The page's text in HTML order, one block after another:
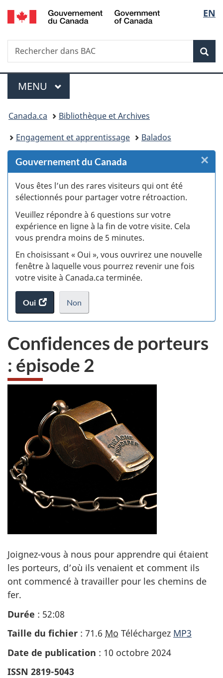
Passer
au
Passer
au
Passer
à
du
Passer
à
simplifiée
de
la
EN
Recherche
Rechercher
dans
Menu
MENU PRINCIPAL
Vous
êtes
ici :
Canada.ca
Bibliothèque et Archives
Engagement et apprentissage
Balados
Gouvernement du Canada
Vous êtes l’un des rares visiteurs qui ont été
sélectionnés pour partager votre rétroaction.
Veuillez répondre à 6 questions sur votre
expérience en ligne à la fin de votre visite. Cela
vous prendra moins de 5 minutes.
En choisissant « Oui », vous ouvrirez une nouvelle
fenêtre à laquelle vous pourrez revenir une fois
votre visite à Canada.ca terminée.
Oui
accéder
au
Non
je
pas
participer
au
sondage
site
web,
.
×
Confidences de porteurs
: épisode 2
Joignez-vous à nous pour apprendre qui étaient
les porteurs, d’où ils venaient et comment ils
ont commencé à travailler pour les chemins de
fer.
Durée : 52:08
Taille du fichier : 71.6 Mo Téléchargez MP3
Date de publication : 10 octobre 2024
ISSN 2819-5043